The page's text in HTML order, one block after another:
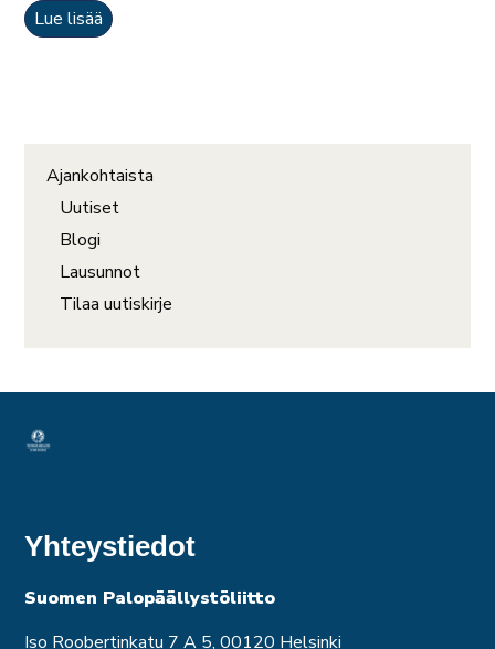
Lue lisää
Ajankohtaista
Uutiset
Blogi
Lausunnot
Tilaa uutiskirje
Yhteystiedot
Suomen Palopäällystöliitto
Iso Roobertinkatu 7 A 5, 00120 Helsinki